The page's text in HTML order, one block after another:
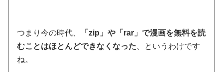
つまり今の時代、
「zip」や「rar」で漫画を無料を読
むことはほとんどできなくなった 、というわけです
ね。